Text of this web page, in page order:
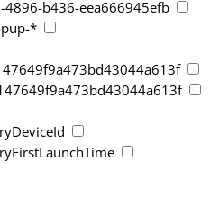
b436-eea666945efb
*